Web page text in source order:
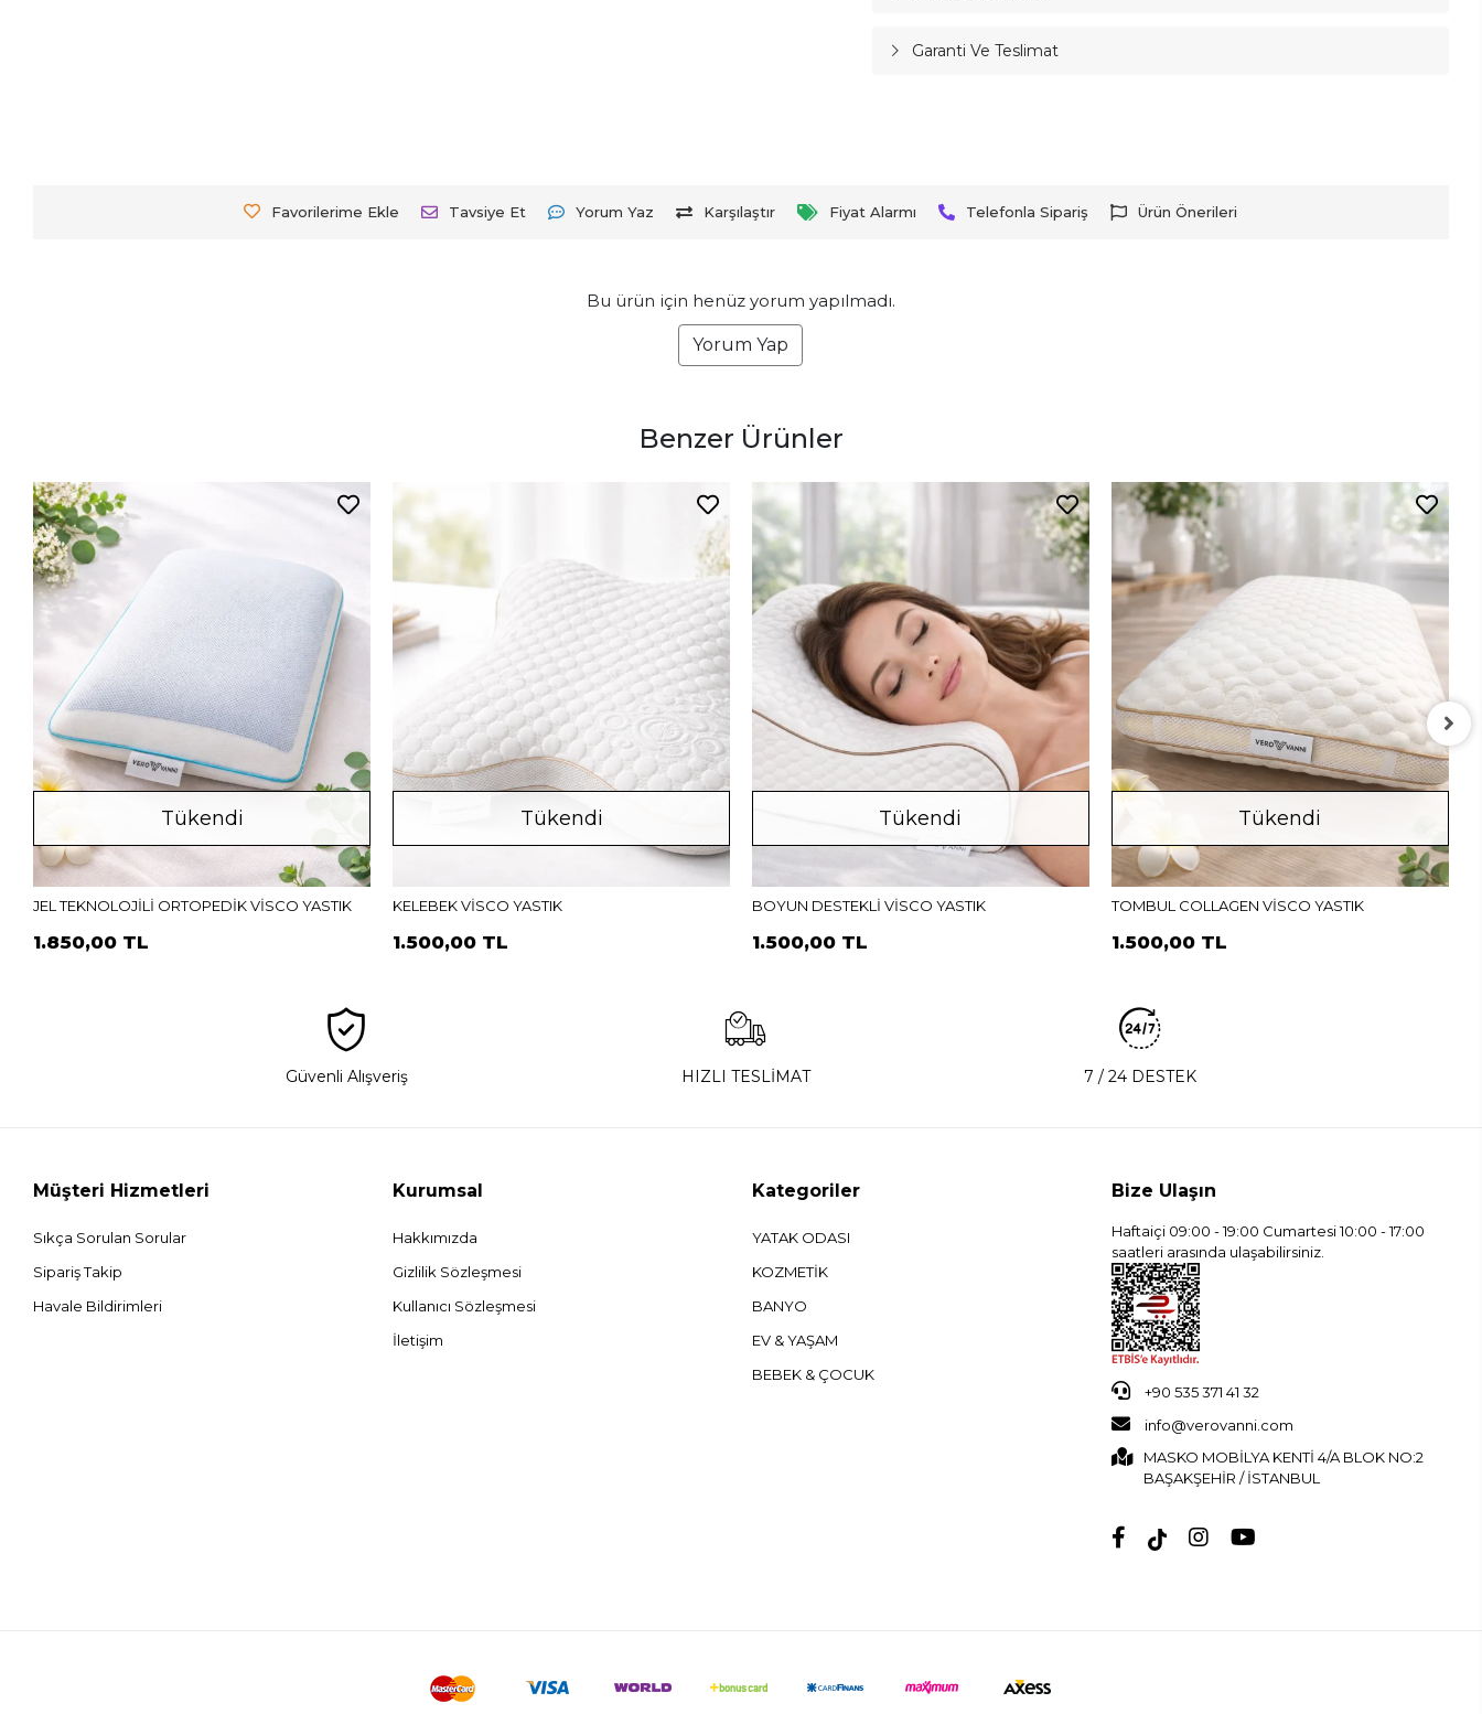
Garanti Ve Teslimat
Favorilerime Ekle Tavsiye Et Yorum Yaz Karşılaştır Fiyat Alarmı Telefonla Sipariş Ürün Önerileri
Bu ürün için henüz yorum yapılmadı.
Yorum Yap
Benzer Ürünler
Tükendi
JEL TEKNOLOJİLİ ORTOPEDİK VİSCO YASTIK
1.850,00 TL
Tükendi
KELEBEK VİSCO YASTIK
1.500,00 TL
Tükendi
BOYUN DESTEKLİ VİSCO YASTIK
1.500,00 TL
Tükendi
TOMBUL COLLAGEN VİSCO YASTIK
1.500,00 TL
Güvenli Alışveriş HIZLI TESLİMAT 7 / 24 DESTEK
Müşteri Hizmetleri
Sıkça Sorulan Sorular
Sipariş Takip
Havale Bildirimleri
Kurumsal
Hakkımızda
Gizlilik Sözleşmesi
Kullanıcı Sözleşmesi
İletişim
Kategoriler
YATAK ODASI
KOZMETİK
BANYO
EV & YAŞAM
BEBEK & ÇOCUK
Bize Ulaşın
Haftaiçi 09:00 - 19:00 Cumartesi 10:00 - 17:00
saatleri arasında ulaşabilirsiniz.
+90 535 371 41 32
info@verovanni.com
MASKO MOBİLYA KENTİ 4/A BLOK NO:2
BAŞAKŞEHİR / İSTANBUL